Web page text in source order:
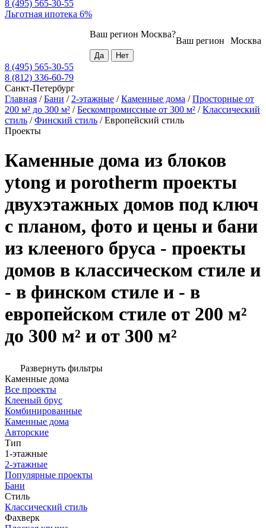
8 (495) 565-30-55
Льготная ипотека 6%
Москва
Ваш регион
Ваш регион Москва?
8 (495) 565-30-55
8 (812) 336-60-79
Санкт-Петербург
Главная /Бани / 2-этажные /Каменные дома /Просторные от
200 м² до 300 м² /Бескомпромиссные от 300 м² /Классический
стиль /Финский стиль /Европейский стиль
Проекты
Каменные дома из блоков
ytong и porotherm проекты
двухэтажных домов под ключ
с планом, фото и цены и бани
из клееного бруса - проекты
домов в классическом стиле и
- в финском стиле и - в
европейском стиле от 200 м²
до 300 м² и от 300 м²
Развернуть фильтры
Каменные дома
Все проекты
Клееный брус
Комбинированные
Каменные дома
Авторские
Тип
1-этажные
2-этажные
Популярные проекты
Бани
Стиль
Классический стиль
Фахверк